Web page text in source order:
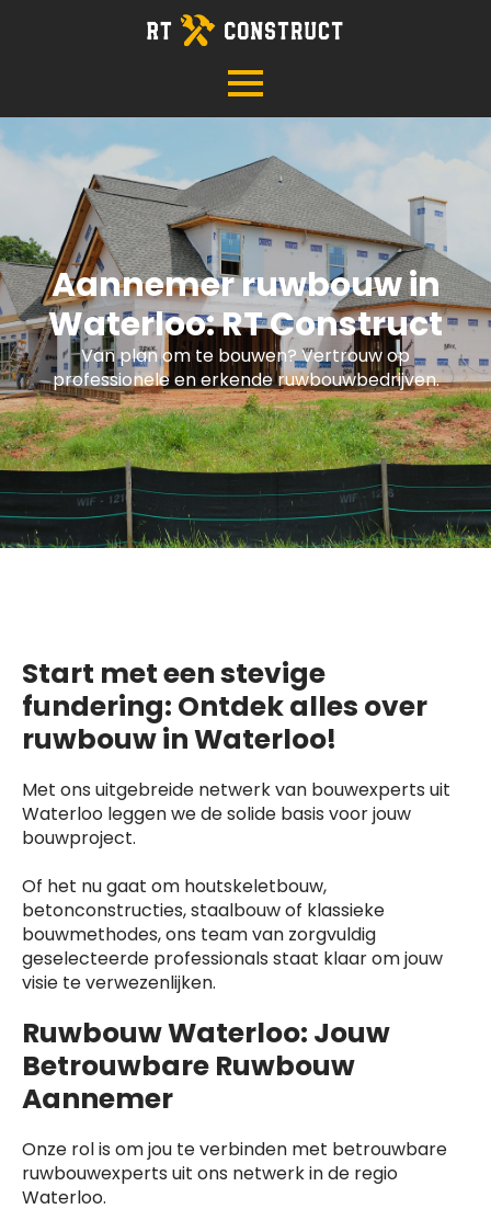
Aannemer ruwbouw in
Waterloo: RT Construct
Van plan om te bouwen? Vertrouw op
professionele en erkende ruwbouwbedrijven.
Start met een stevige
fundering: Ontdek alles over
ruwbouw in Waterloo!
Met ons uitgebreide netwerk van bouwexperts uit
Waterloo leggen we de solide basis voor jouw
bouwproject.
Of het nu gaat om houtskeletbouw,
betonconstructies, staalbouw of klassieke
bouwmethodes, ons team van zorgvuldig
geselecteerde professionals staat klaar om jouw
visie te verwezenlijken.
Ruwbouw Waterloo: Jouw
Betrouwbare Ruwbouw
Aannemer
Onze rol is om jou te verbinden met betrouwbare
ruwbouwexperts uit ons netwerk in de regio
Waterloo.